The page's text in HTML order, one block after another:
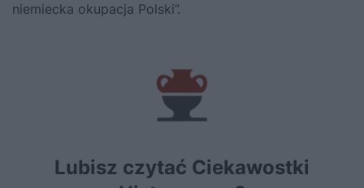
niemiecka okupacja Polski”.